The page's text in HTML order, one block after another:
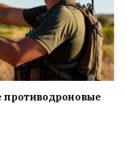
противодроновые